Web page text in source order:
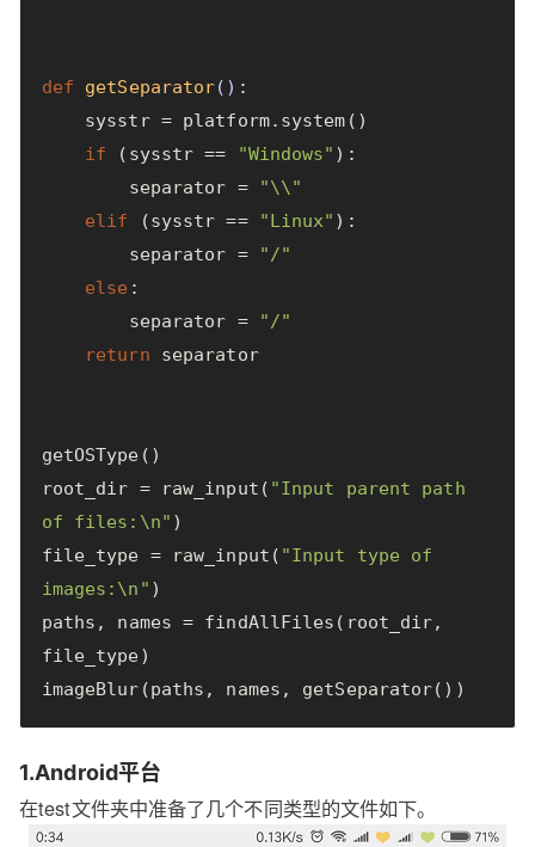
def getSeparator() :
sysstr = platform. system ()
if
( sysstr == "Windows" ):
separator = "\\"
elif
(sysstr == "Linux" ):
separator =
"/"
else :
separator =
"/"
return
separator
getOSType ()
root_dir = raw_input ( "Input parent path
of files: \n" )
file_type = raw_input ( "Input type of
images: \n " )
paths , names = findAllFiles ( root_dir,
file_type)
imageBlur (paths , names , getSeparator())
1.Android平台
在test文件夹中准备了几个不同类型的文件如下。